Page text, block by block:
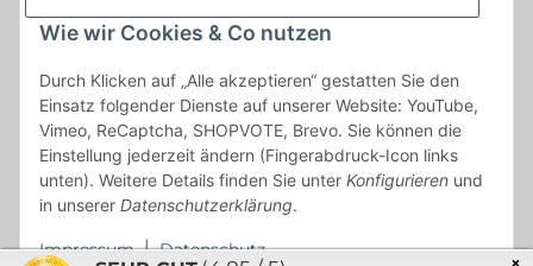
Wie wir Cookies & Co nutzen
Durch Klicken auf „Alle akzeptieren“ gestatten Sie den
Einsatz folgender Dienste auf unserer Website: YouTube,
Vimeo, ReCaptcha, SHOPVOTE, Brevo. Sie können die
Einstellung jederzeit ändern (Fingerabdruck-Icon links
unten). Weitere Details finden Sie unter Konfigurieren und
in unserer Datenschutzerklärung.
Impressum | Datenschutz
* * Lieferzeiten gelten ab Zahlungseingang und innerhalb
Deutschland.Irrtümer vorbehalten. Angaben zur
Auflagenhöhe, Durchmesser, etc. werden nicht garantiert. Der
Kaufvertrag bleibt davon unbetroffen. Alle angegebenen Preise
sind incl. der gesetzlichen UST und, zzgl.Versand| Das Angebot
"kostenlose Lieferung" bezieht sich aussließlich auf den